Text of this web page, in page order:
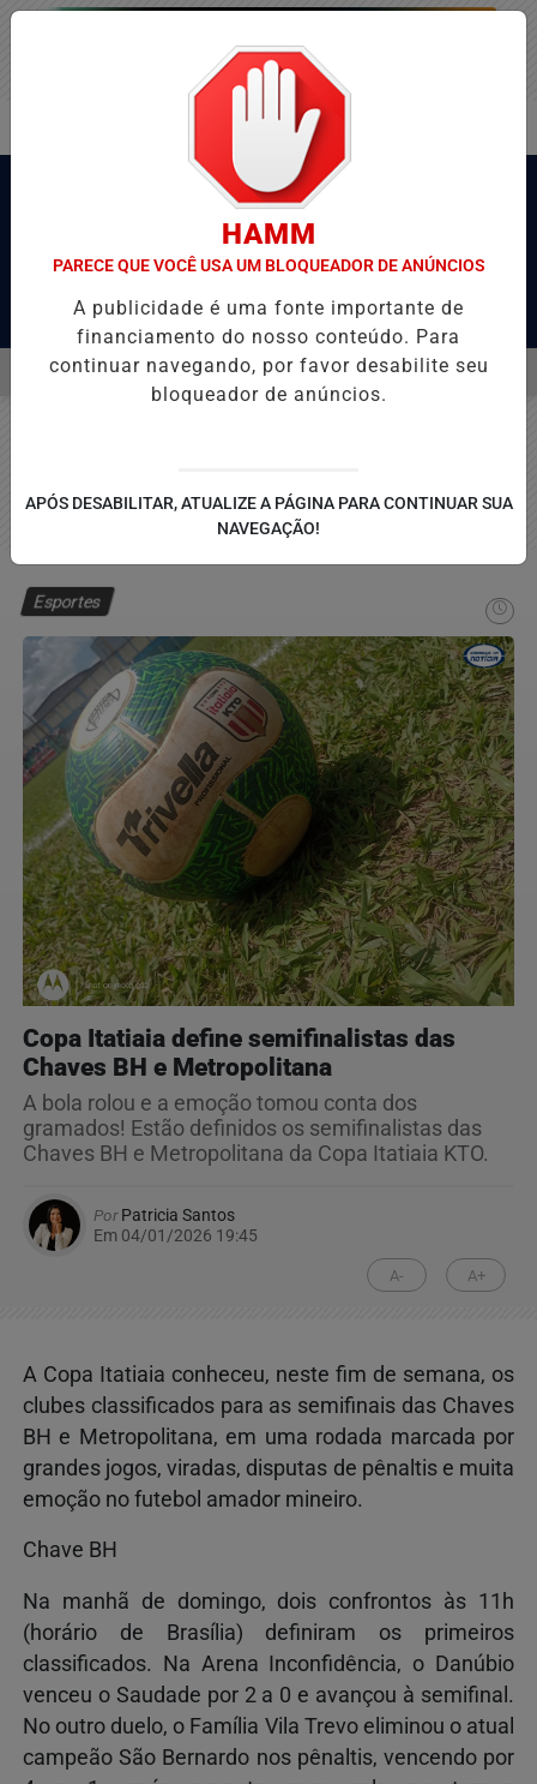
Pesquisar Notícia
EMPATA COM O JUVENTUDE E DEIXA VAGA NAS QUARTAS DA
MENU
Esportes
Copa Itatiaia define semifinalistas das
Chaves BH e Metropolitana
A bola rolou e a emoção tomou conta dos
gramados! Estão definidos os semifinalistas das
Chaves BH e Metropolitana da Copa Itatiaia KTO.
PorPatricia Santos
Em 04/01/2026 19:45
A- A+
A Copa Itatiaia conheceu, neste fim de semana, os
clubes classificados para as semifinais das Chaves
BH e Metropolitana, em uma rodada marcada por
grandes jogos, viradas, disputas de pênaltis e muita
emoção no futebol amador mineiro.
Chave BH
Na manhã de domingo, dois confrontos às 11h
(horário de Brasília) definiram os primeiros
classificados. Na Arena Inconfidência, o Danúbio
venceu o Saudade por 2 a 0 e avançou à semifinal.
No outro duelo, o Família Vila Trevo eliminou o atual
campeão São Bernardo nos pênaltis, vencendo por
HAMM
PARECE QUE VOCÊ USA UM BLOQUEADOR DE ANÚNCIOS
A publicidade é uma fonte importante de
financiamento do nosso conteúdo. Para
continuar navegando, por favor desabilite seu
bloqueador de anúncios.
APÓS DESABILITAR, ATUALIZE A PÁGINA PARA CONTINUAR SUA
NAVEGAÇÃO!